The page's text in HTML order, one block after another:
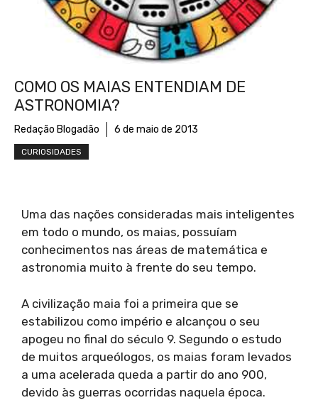
COMO OS MAIAS ENTENDIAM DE
ASTRONOMIA?
Redação Blogadão 6 de maio de 2013
CURIOSIDADES
Uma das nações consideradas mais inteligentes
em todo o mundo, os maias, possuíam
conhecimentos nas áreas de matemática e
astronomia muito à frente do seu tempo.
A civilização maia foi a primeira que se
estabilizou como império e alcançou o seu
apogeu no final do século 9. Segundo o estudo
de muitos arqueólogos, os maias foram levados
a uma acelerada queda a partir do ano 900,
devido às guerras ocorridas naquela época.